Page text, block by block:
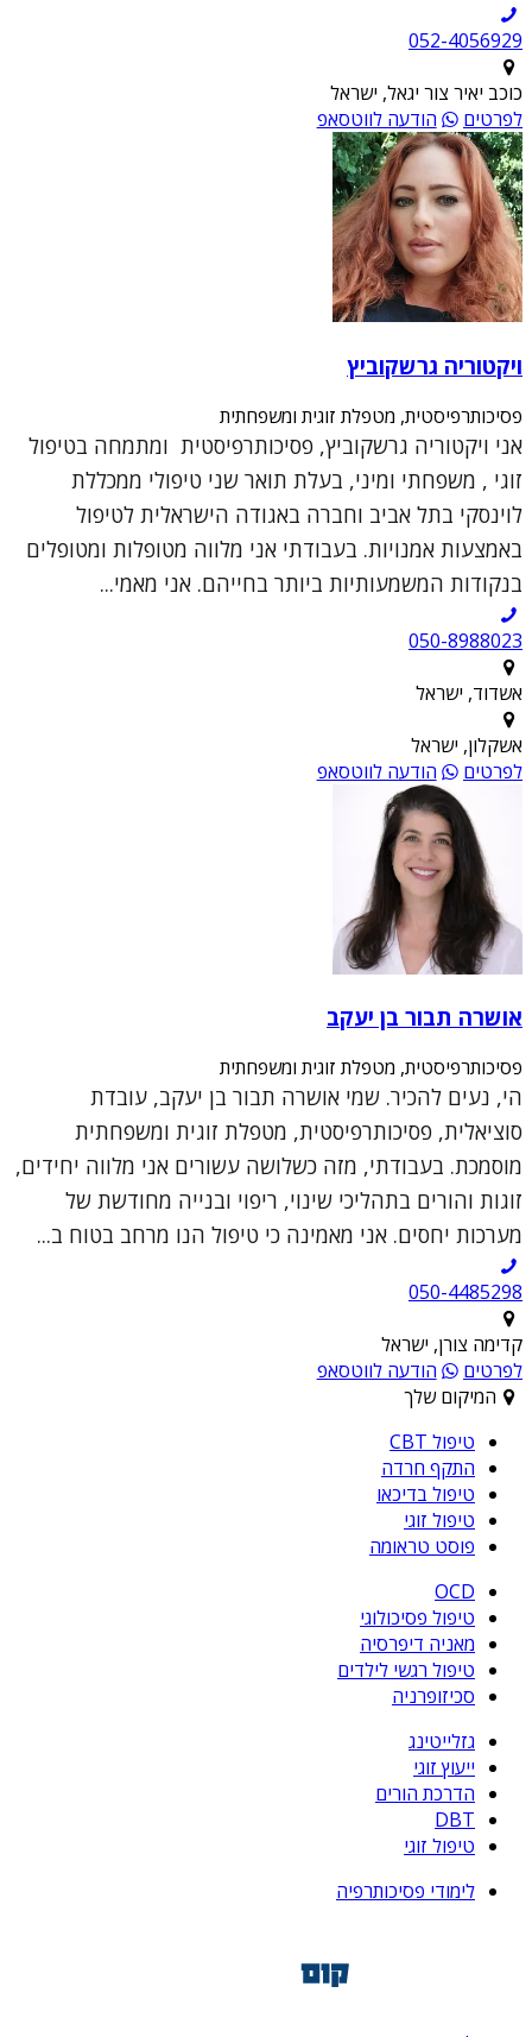
052-4056929
כוכב יאיר צור יגאל, ישראל
לפרטים
הודעה לווטסאפ
ויקטוריה גרשקוביץ
פסיכותרפיסטית, מטפלת זוגית ומשפחתית
אני ויקטוריה גרשקוביץ, פסיכותרפיסטית ומתמחה בטיפול
זוגי , משפחתי ומיני, בעלת תואר שני טיפולי ממכללת
לוינסקי בתל אביב וחברה באגודה הישראלית לטיפול
באמצעות אמנויות. בעבודתי אני מלווה מטופלות ומטופלים
בנקודות המשמעותיות ביותר בחייהם. אני מאמי...
050-8988023
אשדוד, ישראל
אשקלון, ישראל
לפרטים
הודעה לווטסאפ
אושרה תבור בן יעקב
פסיכותרפיסטית, מטפלת זוגית ומשפחתית
הי, נעים להכיר. שמי אושרה תבור בן יעקב, עובדת
סוציאלית, פסיכותרפיסטית, מטפלת זוגית ומשפחתית
מוסמכת. בעבודתי, מזה כשלושה עשורים אני מלווה יחידים,
זוגות והורים בתהליכי שינוי, ריפוי ובנייה מחודשת של
מערכות יחסים. אני מאמינה כי טיפול הנו מרחב בטוח ב...
050-4485298
קדימה צורן, ישראל
לפרטים
הודעה לווטסאפ
המיקום שלך
טיפול CBT
התקף חרדה
טיפול בדיכאו
טיפול זוגי
פוסט טראומה
OCD
טיפול פסיכולוגי
מאניה דיפרסיה
טיפול רגשי לילדים
סכיזופרניה
גזלייטינג
ייעוץ זוגי
הדרכת הורים
DBT
טיפול זוגי
לימודי פסיכותרפיה